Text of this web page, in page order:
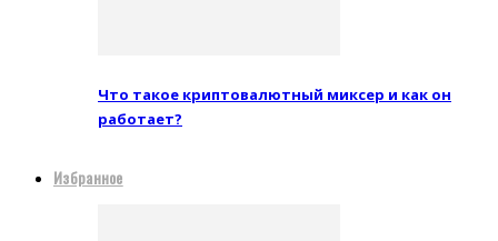
Что такое криптовалютный миксер и как он
работает?
Избранное